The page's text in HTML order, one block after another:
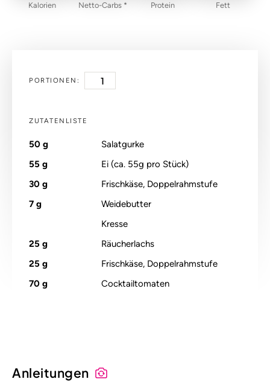
Kalorien Netto-Carbs * Protein Fett
PORTIONEN:
ZUTATENLISTE
50 g
Salatgurke
55 g
Ei (ca. 55g pro Stück)
30 g
Frischkäse, Doppelrahmstufe
7 g
Weidebutter
Kresse
25 g
Räucherlachs
25 g
Frischkäse, Doppelrahmstufe
70 g Cocktailtomaten
Anleitungen